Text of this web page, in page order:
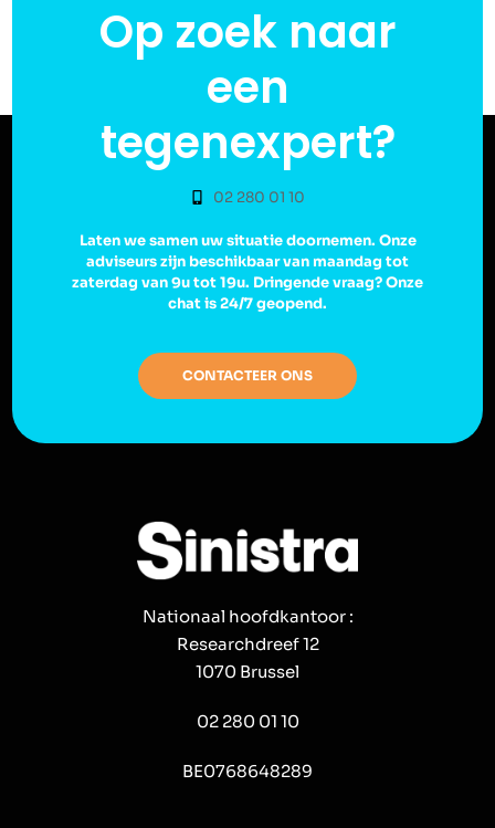
Op zoek naar
een
tegenexpert?
02 280 01 10
Laten we samen uw situatie doornemen. Onze
adviseurs zijn beschikbaar van maandag tot
zaterdag van 9u tot 19u. Dringende vraag? Onze
chat is 24/7 geopend.
CONTACTEER ONS
Nationaal hoofdkantoor :
Researchdreef 12
1070 Brussel
02 280 01 10
BE0768648289